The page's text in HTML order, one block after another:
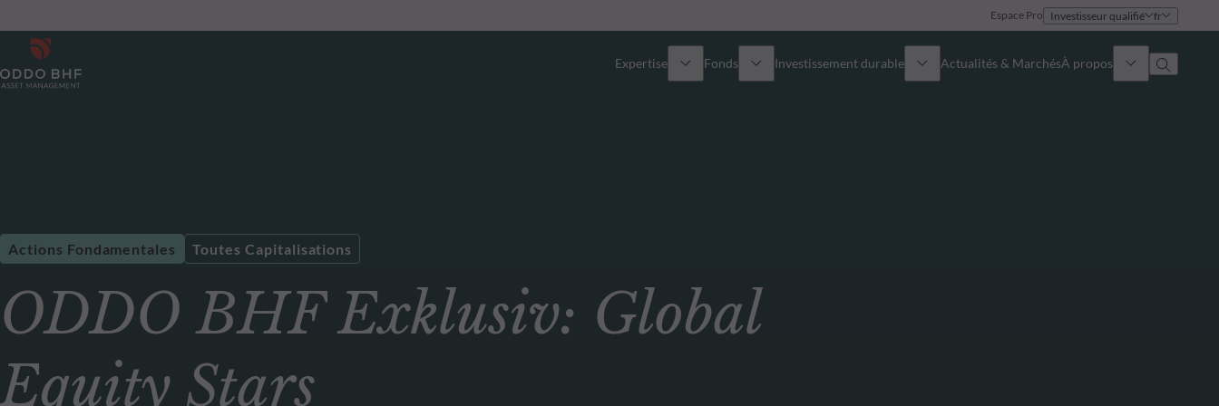
Espace Pro Investisseur qualifié fr
Expertise
Multi-Actifs
Fonds Investissement durable Actualités & MarchésÀ propos
ODDO BHF Exklusiv: Global
Equity Stars
Actions Fondamentales Toutes Capitalisations